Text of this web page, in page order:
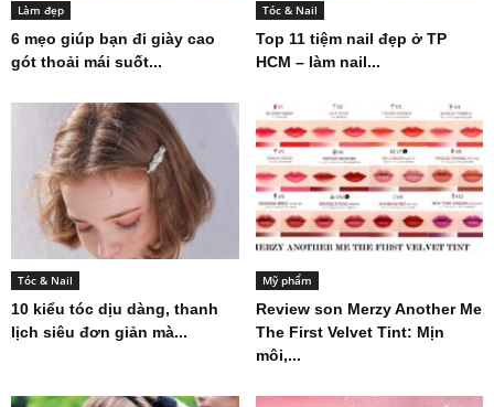
Làm đẹp
6 mẹo giúp bạn đi giày cao
gót thoải mái suốt...
Tóc & Nail
Top 11 tiệm nail đẹp ở TP
HCM – làm nail...
Tóc & Nail
10 kiểu tóc dịu dàng, thanh
lịch siêu đơn giản mà...
Mỹ phẩm
Review son Merzy Another Me
The First Velvet Tint: Mịn
môi,...